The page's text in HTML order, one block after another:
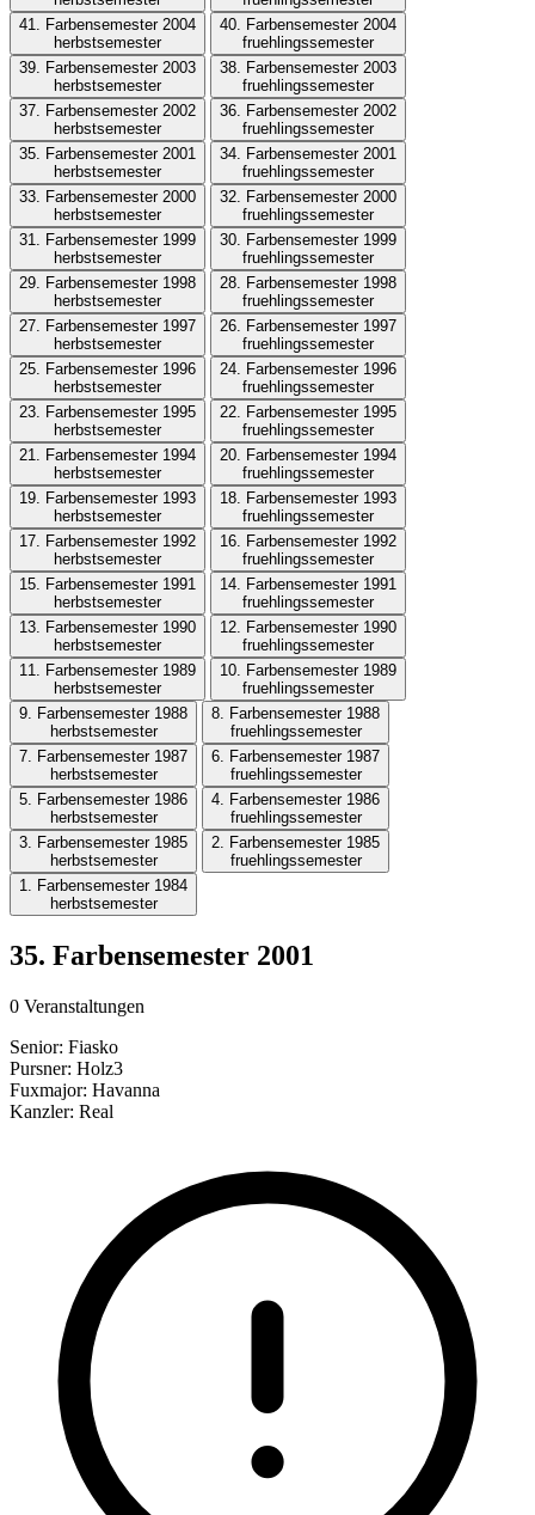
41. Farbensemester 2004
herbstsemester
40. Farbensemester 2004
fruehlingssemester
39. Farbensemester 2003
herbstsemester
38. Farbensemester 2003
fruehlingssemester
37. Farbensemester 2002
herbstsemester
36. Farbensemester 2002
fruehlingssemester
35. Farbensemester 2001
herbstsemester
34. Farbensemester 2001
fruehlingssemester
33. Farbensemester 2000
herbstsemester
32. Farbensemester 2000
fruehlingssemester
31. Farbensemester 1999
herbstsemester
30. Farbensemester 1999
fruehlingssemester
29. Farbensemester 1998
herbstsemester
28. Farbensemester 1998
fruehlingssemester
27. Farbensemester 1997
herbstsemester
26. Farbensemester 1997
fruehlingssemester
25. Farbensemester 1996
herbstsemester
24. Farbensemester 1996
fruehlingssemester
23. Farbensemester 1995
herbstsemester
22. Farbensemester 1995
fruehlingssemester
21. Farbensemester 1994
herbstsemester
20. Farbensemester 1994
fruehlingssemester
19. Farbensemester 1993
herbstsemester
18. Farbensemester 1993
fruehlingssemester
17. Farbensemester 1992
herbstsemester
16. Farbensemester 1992
fruehlingssemester
15. Farbensemester 1991
herbstsemester
14. Farbensemester 1991
fruehlingssemester
13. Farbensemester 1990
herbstsemester
12. Farbensemester 1990
fruehlingssemester
11. Farbensemester 1989
herbstsemester
10. Farbensemester 1989
fruehlingssemester
9. Farbensemester 1988
herbstsemester
8. Farbensemester 1988
fruehlingssemester
7. Farbensemester 1987
herbstsemester
6. Farbensemester 1987
fruehlingssemester
5. Farbensemester 1986
herbstsemester
4. Farbensemester 1986
fruehlingssemester
3. Farbensemester 1985
herbstsemester
2. Farbensemester 1985
fruehlingssemester
1. Farbensemester 1984
herbstsemester
35. Farbensemester 2001
0 Veranstaltungen
Senior: Fiasko
Pursner: Holz3
Fuxmajor: Havanna
Kanzler: Real